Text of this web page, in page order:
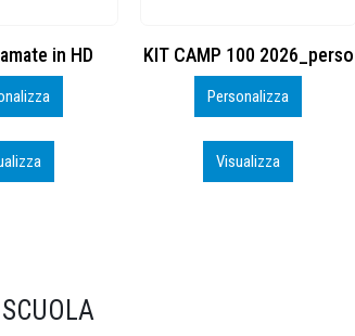
2026_perso BSK600 – 5139960
Personalizza
Visualizza